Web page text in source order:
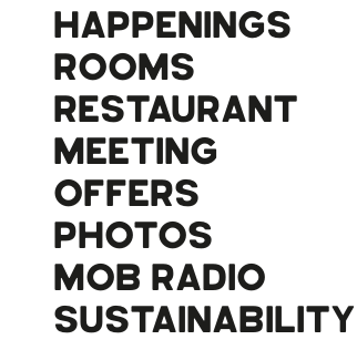
HAPPENINGS
ROOMS
RESTAURANT
MEETING
OFFERS
PHOTOS
MOB RADIO
SUSTAINABILITY